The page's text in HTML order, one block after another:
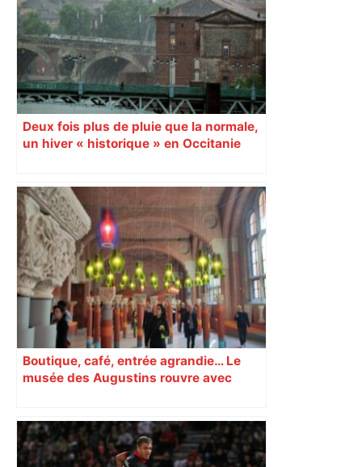
Deux fois plus de pluie que la normale,
un hiver « historique » en Occitanie
Boutique, café, entrée agrandie… Le
musée des Augustins rouvre avec